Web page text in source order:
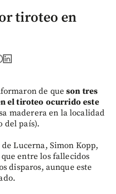
tiroteo en
de queson tres
el tiroteo ocurrido este
maderera en la localidad
del país).
Lucerna, Simon Kopp,
entre los fallecidos
disparos, aunque este